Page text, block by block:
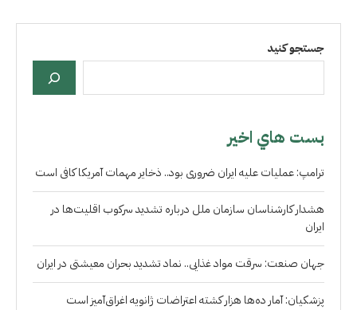
جستجو کنید
بست هاي اخير
ترامپ: عملیات علیه ایران ضروری بود.. ذخایر مهمات آمریکا کافی است
هشدار کارشناسان سازمان ملل درباره تشدید سرکوب اقلیت‌ها در
ایران
جهان صنعت: سرقت مواد غذایی.. نماد تشدید بحران معیشتی در ایران
پزشکیان: آمار ده‌ها هزار کشته اعتراضات ژانویه اغراق‌آمیز است